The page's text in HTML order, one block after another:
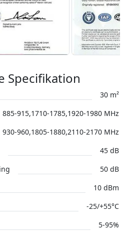
Specifikation
30 m²
885-915,1710-1785,1920-1980 MHz
930-960,1805-1880,2110-2170 MHz
45 dB
50 dB
10 dBm
-25/+55°C
5-95%